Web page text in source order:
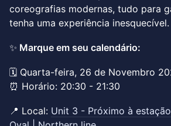
coreografias modernas, tudo para
tenha uma experiência inesquecível.
✨ Marque em seu calendário:
🗓 Quarta-feira, 26 de Novembro
⏰ Horário: 20:30 - 21:30
📍 Local: Unit 3 - Próximo à